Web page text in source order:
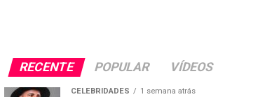
RECENTE POPULAR VÍDEOS
CELEBRIDADES 1 semana atrás